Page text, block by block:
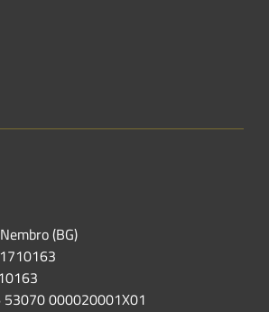
(BG)
53070 000020001X01